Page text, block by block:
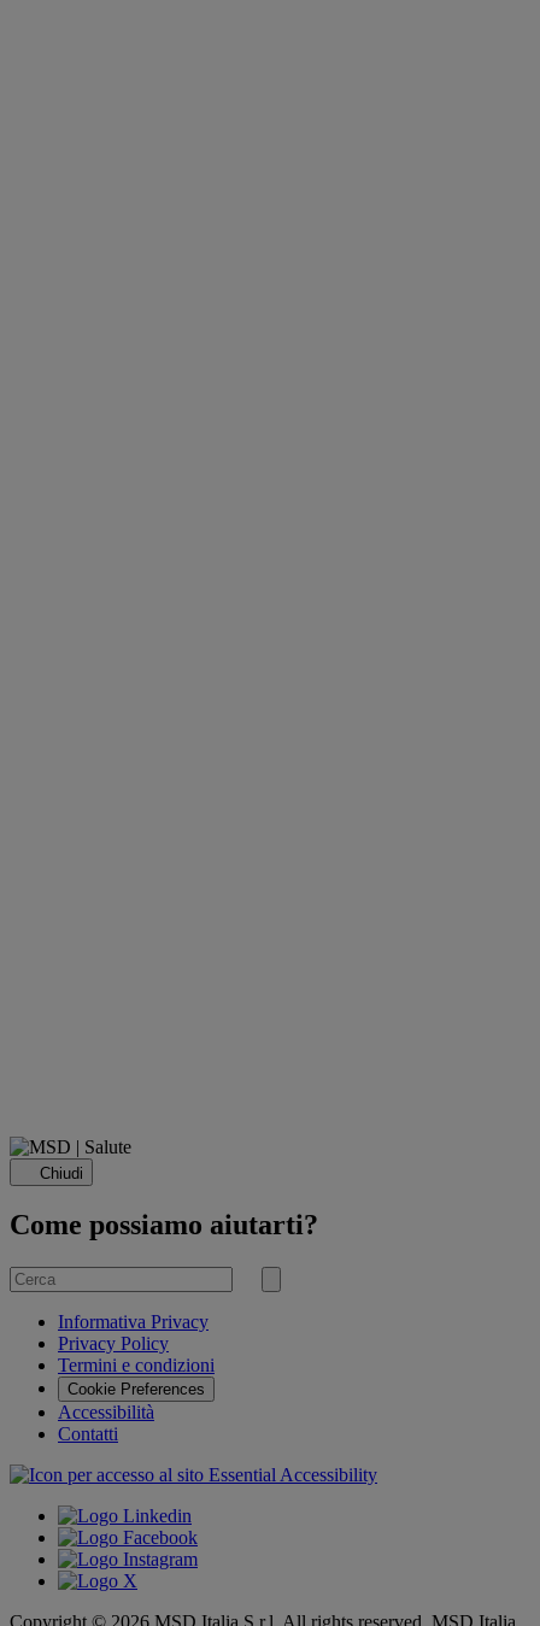
Chiudi
Come possiamo aiutarti?
Cerca
per
Invia
Informativa Privacy
Privacy Policy
Termini e condizioni
Cookie Preferences
Accessibilità
Contatti